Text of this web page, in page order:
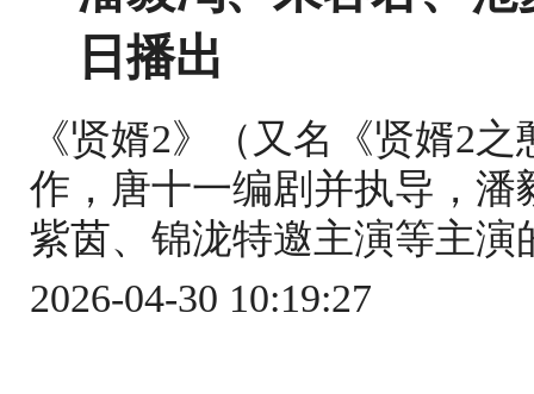
日播出
《贤婿2》（又名《贤婿2
作，唐十一编剧并执导，
紫茵、锦泷特邀主演等主演
2026-04-30 10:19:27